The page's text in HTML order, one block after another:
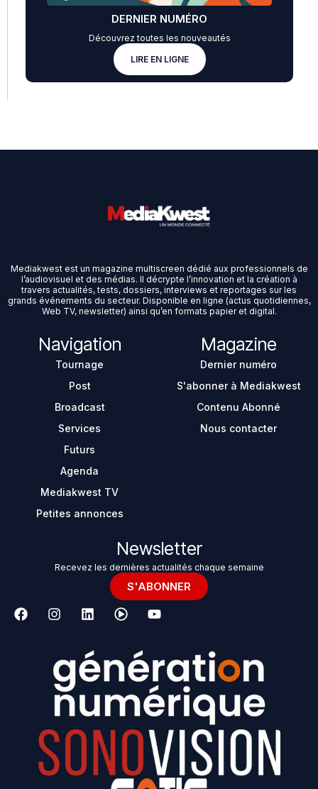
DERNIER NUMÉRO
Découvrez toutes les nouveautés
LIRE EN LIGNE
Mediakwest est un magazine multiscreen dédié aux professionnels de
l’audiovisuel et des médias. Il décrypte l’innovation et la création à
travers actualités, tests, dossiers, interviews et reportages sur les
grands événements du secteur. Disponible en ligne (actus quotidiennes,
Web TV, newsletter) ainsi qu’en formats papier et digital.
Navigation
Tournage
Post
Broadcast
Services
Futurs
Agenda
Mediakwest TV
Petites annonces
Magazine
Dernier numéro
S'abonner à Mediakwest
Contenu Abonné
Nous contacter
Newsletter
Recevez les dernières actualités chaque semaine
S'ABONNER